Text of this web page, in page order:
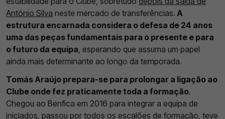
António Silva neste mercado de transferências. A
estrutura encarnada considera o defesa de 24 anos
uma das peças fundamentais para o presente e para
o futuro da equipa , esperando que assuma um papel
ainda mais determinante ao longo da temporada.
Tomás Araújo prepara-se para prolongar a ligação ao
Clube onde fez praticamente toda a formação.
Chegou ao Benfica em 2016 para integrar a equipa de
iniciados, passou por todos os escalões de formação, teve